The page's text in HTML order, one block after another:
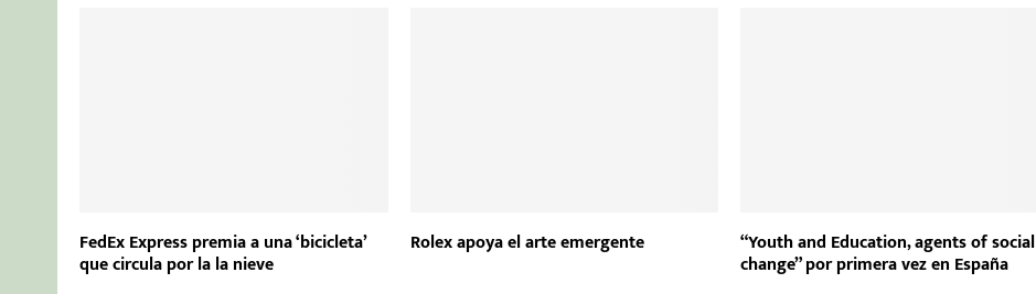
FedEx Express premia a una ‘bicicleta’
que circula por la la nieve
Rolex apoya el arte emergente “Youth and Education, agents of social
change” por primera vez en España